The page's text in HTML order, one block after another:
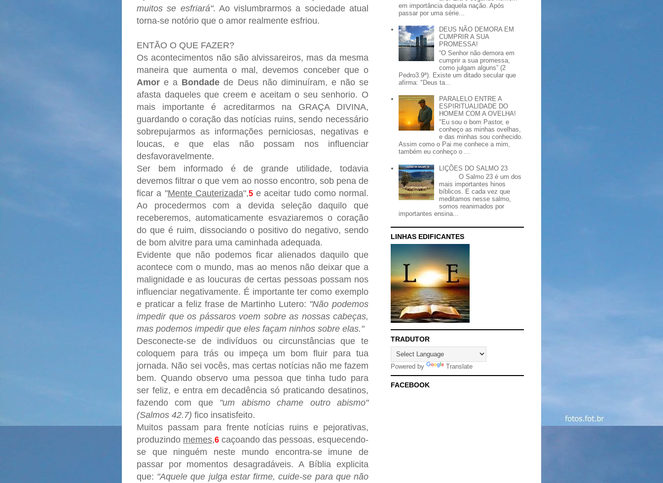
muitos se esfriará". Ao vislumbrarmos a sociedade atual
torna-se notório que o amor realmente esfriou.
ENTÃO O QUE FAZER?
Os acontecimentos não são alvissareiros, mas da mesma
maneira que aumenta o mal, devemos conceber que o
Amor e a Bondade de Deus não diminuíram, e não se
afasta daqueles que creem e aceitam o seu senhorio. O
mais importante é acreditarmos na GRAÇA DIVINA,
guardando o coração das notícias ruins, sendo necessário
sobrepujarmos as informações perniciosas, negativas e
loucas, e que elas não possam nos influenciar
desfavoravelmente.
Ser bem informado é de grande utilidade, todavia
devemos filtrar o que vem ao nosso encontro, sob pena de
ficar a "Mente Cauterizada",5e aceitar tudo como normal.
Ao procedermos com a devida seleção daquilo que
receberemos, automaticamente esvaziaremos o coração
do que é ruim, dissociando o positivo do negativo, sendo
de bom alvitre para uma caminhada adequada.
Evidente que não podemos ficar alienados daquilo que
acontece com o mundo, mas ao menos não deixar que a
malignidade e as loucuras de certas pessoas possam nos
influenciar negativamente. É importante ter como exemplo
e praticar a feliz frase de Martinho Lutero: "Não podemos
impedir que os pássaros voem sobre as nossas cabeças,
mas podemos impedir que eles façam ninhos sobre elas."
Desconecte-se de indivíduos ou circunstâncias que te
coloquem para trás ou impeça um bom fluir para tua
jornada. Não sei vocês, mas certas notícias não me fazem
bem. Quando observo uma pessoa que tinha tudo para
ser feliz, e entra em decadência só praticando desatinos,
fazendo com que "um abismo chame outro abismo"
(Salmos 42.7) fico insatisfeito.
Muitos passam para frente notícias ruins e pejorativas,
produzindo memes,6 caçoando das pessoas, esquecendo-
se que ninguém neste mundo encontra-se imune de
passar por momentos desagradáveis. A Bíblia explicita
que: "Aquele que julga estar firme, cuide-se para que não
em importância daquela nação. Após
passar por uma série...
DEUS NÃO DEMORA EM
CUMPRIR A SUA
PROMESSA!
“O Senhor não demora em
cumprir a sua promessa,
como julgam alguns” (2
Pedro3.9ª). Existe um ditado secular que
afirma: "Deus ta...
PARALELO ENTRE A
ESPIRITUALIDADE DO
HOMEM COM A OVELHA!
"Eu sou o bom Pastor, e
conheço as minhas ovelhas,
e das minhas sou conhecido.
Assim como o Pai me conhece a mim,
também eu conheço o ...
LIÇÕES DO SALMO 23
O Salmo 23 é um dos
mais importantes hinos
bíblicos. E cada vez que
meditamos nesse salmo,
somos reanimados por
importantes ensina...
LINHAS EDIFICANTES
TRADUTOR
Powered by Translate
FACEBOOK